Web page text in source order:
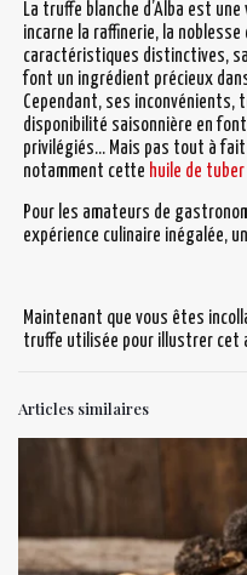
La truffe blanche d’Alba est
incarne la raffinerie, la
caractéristiques distinctives,
font un ingrédient précieux
Cependant, ses inconvénients,
disponibilité saisonnière en
privilégiés… Mais pas tout à fait
notamment cette huile de
Pour les amateurs de
expérience culinaire inégalée,
Maintenant que vous êtes
truffe utilisée pour illustrer cet
Articles similaires